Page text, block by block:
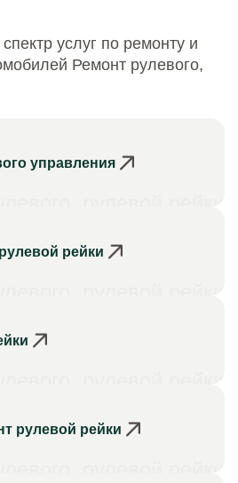
услуг по ремонту и
Ремонт рулевого,
управления
рейки
рулевой рейки